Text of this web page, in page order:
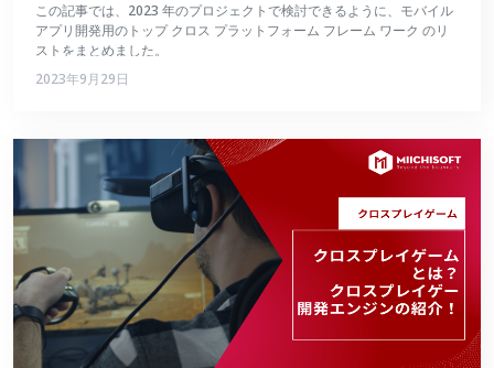
この記事では、2023 年のプロジェクトで検討できるように、モバイル
アプリ開発用のトップ クロス プラットフォーム フレーム ワーク のリ
ストをまとめました。
2023年9月29日